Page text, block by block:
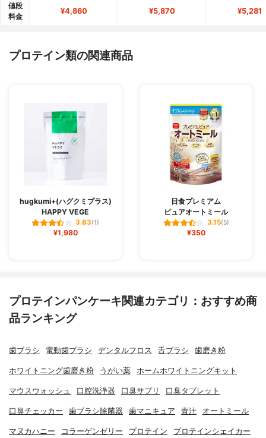
値段
料金
¥4,860 ¥5,870 ¥5,281
プロテイン類の関連商品
hugkumi+(ハグクミプラス)
HAPPY VEGE
3.83(1)
¥1,980
日食プレミアム
ピュアオートミール
3.15(5)
¥350
プロテインパンケーキ関連カテゴリ：おすすめ商
品ランキング
歯ブラシ 電動歯ブラシ デンタルフロス 舌ブラシ 歯磨き粉
ホワイトニング歯磨き粉 うがい薬 ホームホワイトニングキット
マウスウォッシュ 口腔洗浄器 口臭サプリ 口臭タブレット
口臭チェッカー 歯ブラシ除菌器 歯マニキュア 青汁 オートミール
マヌカハニー コラーゲンゼリー プロテイン プロテインシェイカー